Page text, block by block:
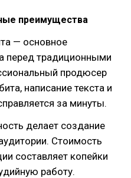
преимущества
— основное
перед традиционными
продюсер
написание текста и
за минуты.
делает создание
Стоимость
составляет копейки
работу.